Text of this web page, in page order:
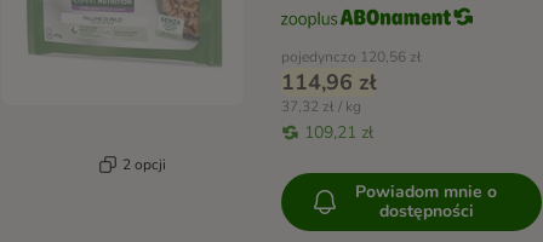
2 opcji
pojedynczo 120,56 zł
114,96 zł
37,32 zł / kg
109,21 zł
Powiadom mnie o
dostępności